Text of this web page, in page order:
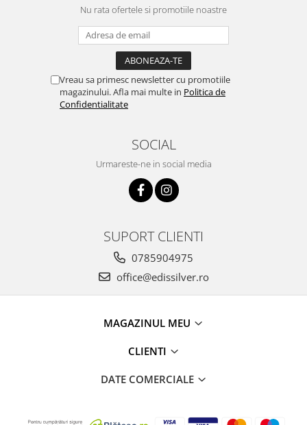
Nu rata ofertele si promotiile noastre
Vreau sa primesc newsletter cu promotiile
magazinului. Afla mai multe in Politica de
Confidentialitate
SOCIAL
Urmareste-ne in social media
SUPORT CLIENTI
0785904975
office@edissilver.ro
MAGAZINUL MEU
CLIENTI
DATE COMERCIALE